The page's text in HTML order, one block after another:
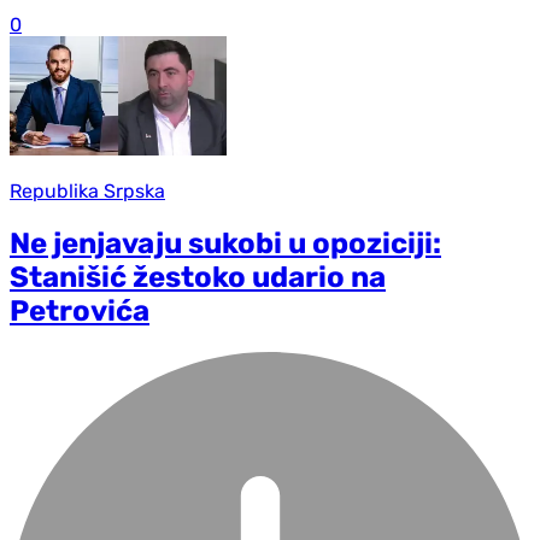
0
Republika Srpska
Ne jenjavaju sukobi u opoziciji:
Stanišić žestoko udario na
Petrovića